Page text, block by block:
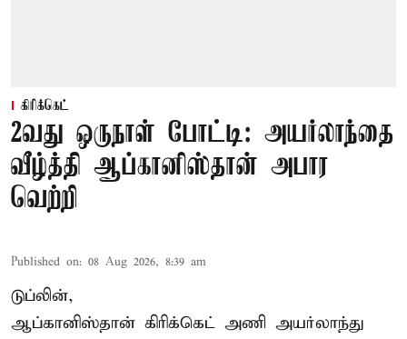
கிரிக்கெட்
2வது ஒருநாள் போட்டி: அயர்லாந்தை
வீழ்த்தி ஆப்கானிஸ்தான் அபார
வெற்றி
Published on: 08 Aug 2026, 8:39 am
டுப்லின்,
ஆப்கானிஸ்தான் கிரிக்கெட் அணி அயர்லாந்து